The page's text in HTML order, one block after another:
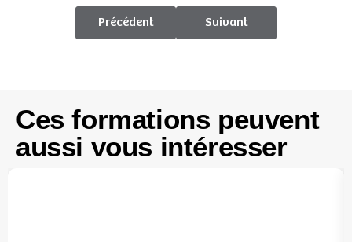
Précédent Suivant
Ces formations peuvent
aussi vous intéresser